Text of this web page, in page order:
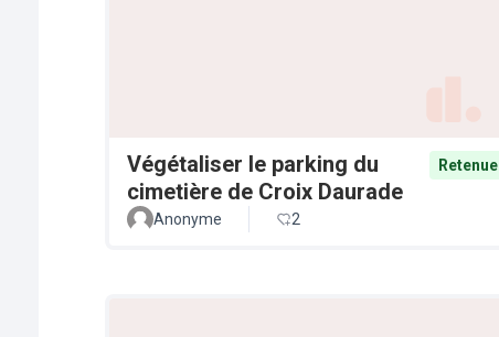
Végétaliser le parking du
cimetière de Croix Daurade
Retenue
Anonyme 2